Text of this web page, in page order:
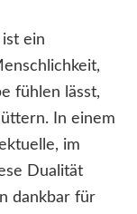
ein
fühlen lässt,
In einem
im
Dualität
dankbar für